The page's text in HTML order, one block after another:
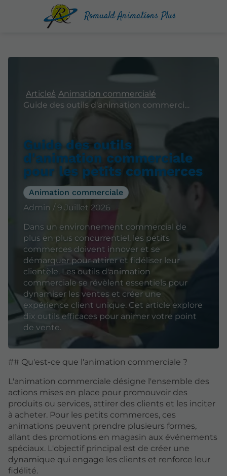
Romuald Animations Plus
Articles Animation commerciale
Guide des outils d'animation commerciale pour les petits commerces
Guide des outils
d'animation commerciale
pour les petits commerces
Animation commerciale
Admin / 9 Juillet 2026
Dans un environnement commercial de
plus en plus concurrentiel, les petits
commerces doivent innover et se
démarquer pour attirer et fidéliser leur
clientèle. Les outils d'animation
commerciale se révèlent essentiels pour
dynamiser les ventes et créer une
expérience client unique. Cet article explore
dix outils efficaces pour animer votre point
de vente.
## Qu'est-ce que l'animation commerciale ?
L'animation commerciale désigne l'ensemble des
actions mises en place pour promouvoir des
produits ou services, attirer des clients et les inciter
à acheter. Pour les petits commerces, ces
animations peuvent prendre plusieurs formes,
allant des promotions en magasin aux événements
spéciaux. L'objectif principal est de créer une
dynamique qui engage les clients et renforce leur
fidélité.